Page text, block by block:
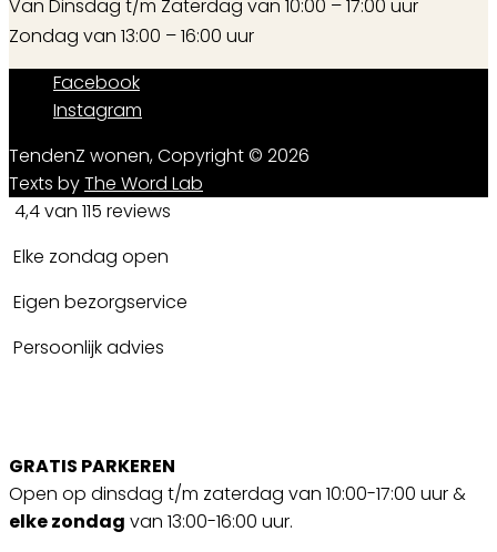
Van Dinsdag t/m Zaterdag van 10:00 – 17:00 uur
Zondag van 13:00 – 16:00 uur
Facebook
Instagram
TendenZ wonen, Copyright © 2026
Texts byThe Word Lab
4,4 van 115 reviews
Elke zondag open
Eigen bezorgservice
Persoonlijk advies
GRATIS PARKEREN
Open op dinsdag t/m zaterdag van 10:00-17:00 uur &
elke zondag van 13:00-16:00 uur.